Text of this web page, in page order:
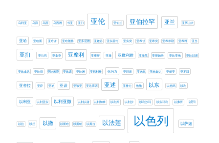
乌利亚 乌薛 乌西 乌西雅 书亚 亚们 亚伦 亚伯兰 亚伯拉罕 亚兰 亚历山大
亚哈 亚哈斯 亚哈谢 亚哈随鲁 亚多尼雅 亚嫩谷 亚实基伦 亚实突 亚希甘 亚希突 亚希米勒 亚希雅 亚当
亚扪 亚拉巴 亚拿突 亚摩利 亚摩斯 亚撒 亚撒利雅 亚撒黑 亚斯她录 亚比亚他 亚比以谢
亚比拿达 亚比筛 亚比米勒 亚比该 亚比雅 亚玛利雅 亚玛力 亚玛谢 亚米忽 亚米拿达 亚细亚 亚罗珥
亚舍拉 亚萨 亚衲 亚设 亚该亚 亚达薛西 亚述 亚雅仑 他施 以东 以他玛 以利
以利亚 以利亚实 以利亚撒 以利以谢 以利加拿 以利押 以利沙 以利沙玛 以实玛利 以弗所 以扫
以拉 以拦 以撒 以斯哈 以斯帖 以斯拉 以法莲 以色列 以萨迦